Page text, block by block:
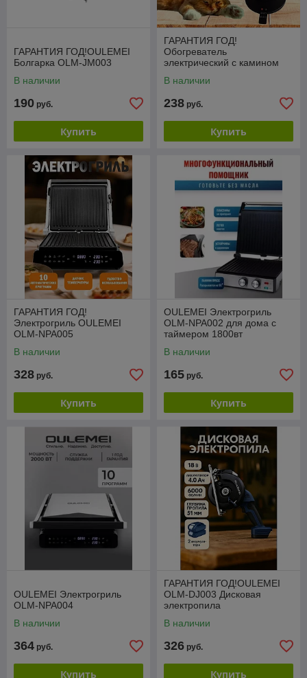
ГАРАНТИЯ ГОД!OULEMEI
Болгарка OLM-JM003
В наличии
190 руб.
Купить
ГАРАНТИЯ ГОД!
Обогреватель
электрический с камином
NFQ002
В наличии
238 руб.
Купить
ГАРАНТИЯ ГОД!
Электрогриль OULEMEI
OLM-NPA005
В наличии
328 руб.
Купить
OULEMEI Электрогриль
OLM-NPA002 для дома с
таймером 1800вт
В наличии
165 руб.
Купить
OULEMEI Электрогриль
OLM-NPA004
В наличии
364 руб.
Купить
ГАРАНТИЯ ГОД!OULEMEI
OLM-DJ003 Дисковая
электропила
В наличии
326 руб.
Купить